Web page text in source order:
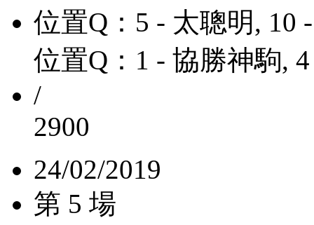
位置Q：5 - 太聰明, 10
位置Q：1 - 協勝神駒,
/
2900
24/02/2019
第 5 場